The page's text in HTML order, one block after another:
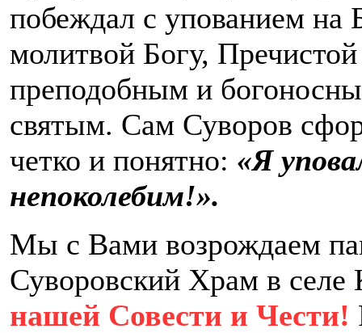
побеждал с упованием на
молитвой Богу,
преподобным и
святым. Сам Суворов
четко и понятно: «Я
непоколебим!».
Мы с Вами возрождаем
Суворовский Храм в
нашей Совести и Чести!